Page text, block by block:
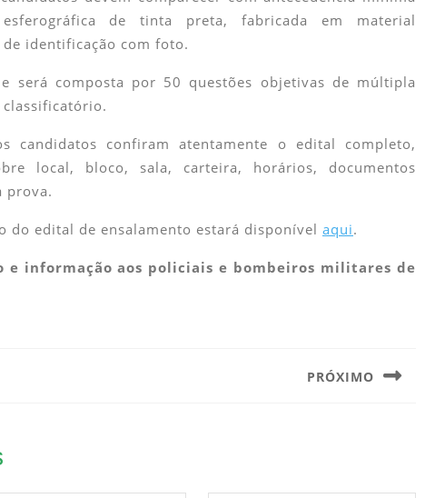
de tinta preta, fabricada em material
identificação com foto.
será composta por 50 questões objetivas de múltipla
candidatos confiram atentamente o edital completo,
local, bloco, sala, carteira, horários, documentos
prova.
do edital de ensalamento estará disponível aqui.
e informação aos policiais e bombeiros militares de
PRÓXIMO